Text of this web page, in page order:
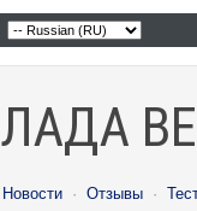
ЛАДА
Новости · Отзывы ·